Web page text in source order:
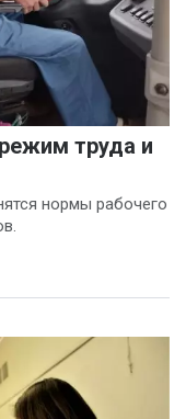
труда и
нормы рабочего